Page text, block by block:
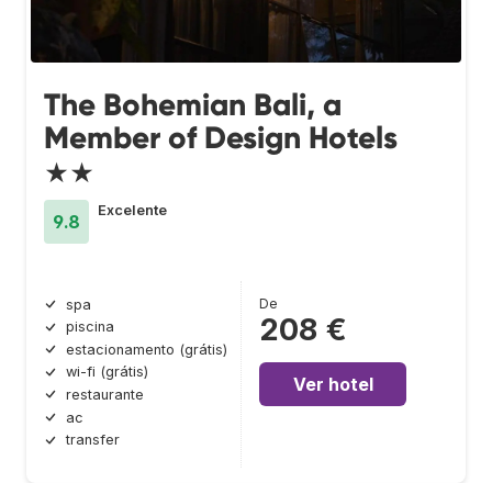
The Bohemian Bali, a
Member of Design Hotels
★★
9.8
Excelente
spa
piscina
estacionamento (grátis)
wi-fi (grátis)
restaurante
ac
transfer
De
208 €
Ver hotel